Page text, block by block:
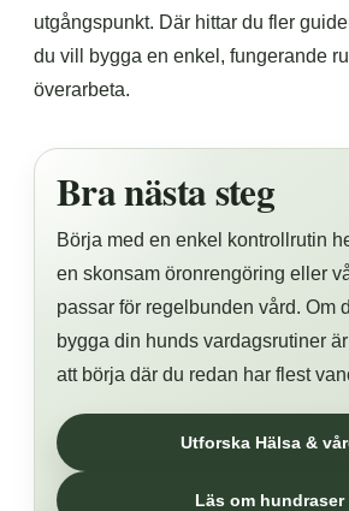
utgångspunkt. Där hittar du fler
du vill bygga en enkel, fungerande
överarbeta.
Bra nästa steg
Börja med en enkel kontrollrutin
en skonsam öronrengöring eller
passar för regelbunden vård. Om
bygga din hunds vardagsrutiner
att börja där du redan har flest
Utforska Hälsa &
Läs om hundraser